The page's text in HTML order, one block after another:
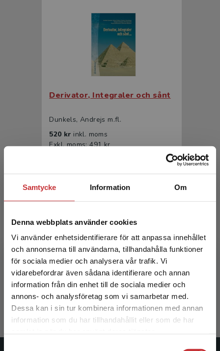
Samtycke Information Om
Denna webbplats använder cookies
Vi använder enhetsidentifierare för att anpassa innehållet
och annonserna till användarna, tillhandahålla funktioner
för sociala medier och analysera vår trafik. Vi
vidarebefordrar även sådana identifierare och annan
information från din enhet till de sociala medier och
annons- och analysföretag som vi samarbetar med.
Dessa kan i sin tur kombinera informationen med annan
information som du har tillhandahållit eller som de har
Begränsad fraktregion
Det verkar som att du besöker
studentlitteratur.se via en enhet utanför Sverige.
Vi erbjuder inte leveranser utanför Sverige. För
Derivator, Integraler och sånt
Dunkels, Andrejs m.fl.
520 kr inkl. moms
Exkl. moms: 491 kr
Linjär algebra med geometri
Andersson, Lennart m.fl.
466 krinkl. moms
Exkl. moms: 440 kr